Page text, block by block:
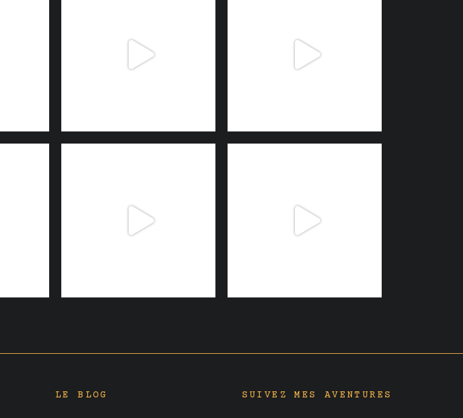
LE BLOG SUIVEZ MES AVENTURES